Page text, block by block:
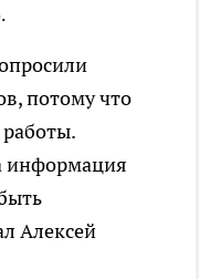
потому что
работы.
информация
Алексей